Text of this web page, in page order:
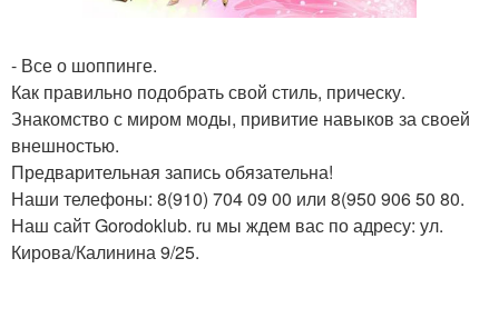
- Все о шоппинге.
Как правильно подобрать свой стиль, прическу.
Знакомство с миром моды, привитие навыков за своей
внешностью.
Предварительная запись обязательна!
Наши телефоны: 8(910) 704 09 00 или 8(950 906 50 80.
Наш сайт Gorodoklub. ru мы ждем вас по адресу: ул.
Кирова/Калинина 9/25.